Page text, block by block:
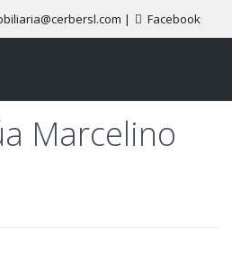
| Facebook
Marcelino